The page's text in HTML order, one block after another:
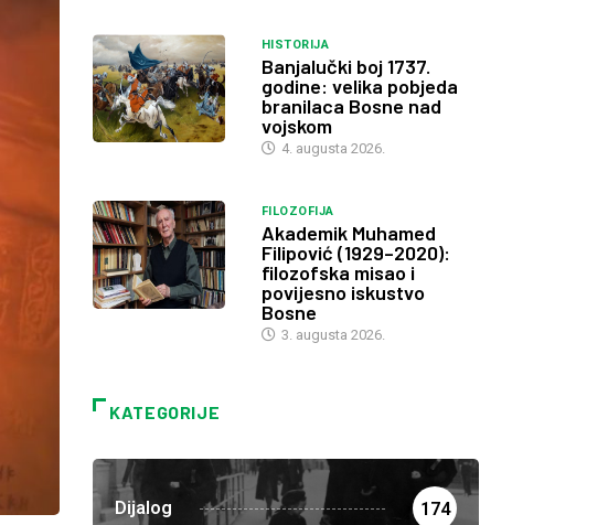
HISTORIJA
Banjalučki boj 1737.
godine: velika pobjeda
branilaca Bosne nad
vojskom
4. augusta 2026.
FILOZOFIJA
Akademik Muhamed
Filipović (1929–2020):
filozofska misao i
povijesno iskustvo
Bosne
3. augusta 2026.
KATEGORIJE
Dijalog 174